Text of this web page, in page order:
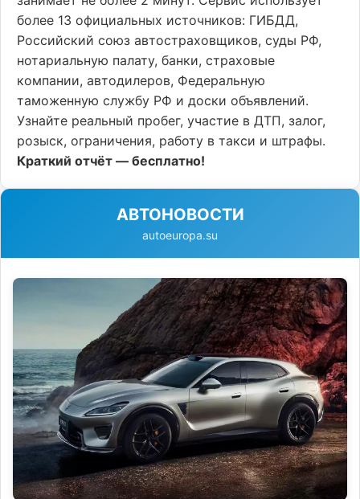
более 13 официальных источников: ГИБДД,
Российский союз автостраховщиков, суды РФ,
нотариальную палату, банки, страховые
компании, автодилеров, Федеральную
таможенную службу РФ и доски объявлений.
Узнайте реальный пробег, участие в ДТП, залог,
розыск, ограничения, работу в такси и штрафы.
Краткий отчёт — бесплатно!
АВТОНОВОСТИ
autoeuropa.su